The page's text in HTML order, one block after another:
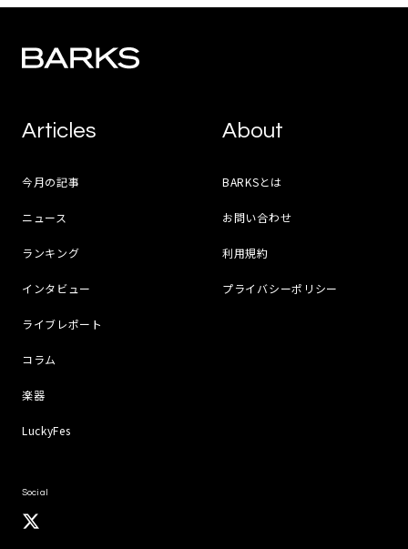
Articles
今月の記事
ニュース
ランキング
インタビュー
ライブレポート
コラム
楽器
LuckyFes
About
BARKSとは
お問い合わせ
利用規約
プライバシーポリシー
Social